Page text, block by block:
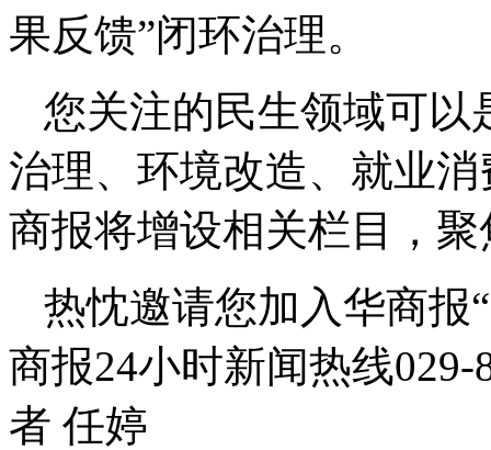
果反馈”闭环治理。
您关注的民生领域可以
治理、环境改造、就业
商报将增设相关栏目，
热忱邀请您加入华商报
商报24小时新闻热线
者 任婷